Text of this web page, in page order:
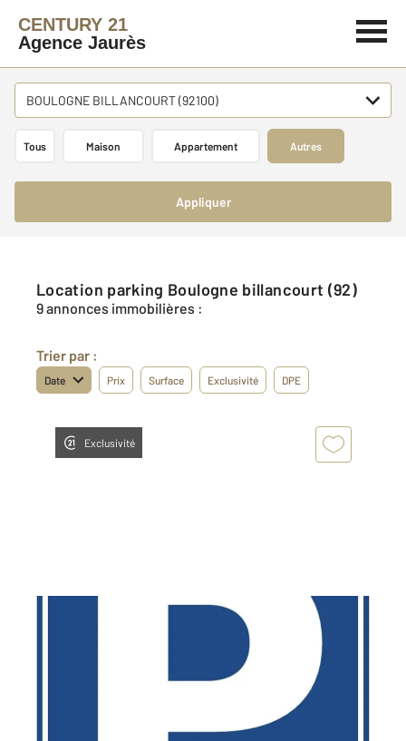
CENTURY 21
Agence Jaurès
BOULOGNE BILLANCOURT (92100)
Tous Maison Appartement Autres
Appliquer
Location parking Boulogne billancourt (92)
9 annonces immobilières :
Trier par :
Date Prix Surface Exclusivité DPE
Exclusivité
BOULOGNE BILLANCOURT 92
Parking à louer